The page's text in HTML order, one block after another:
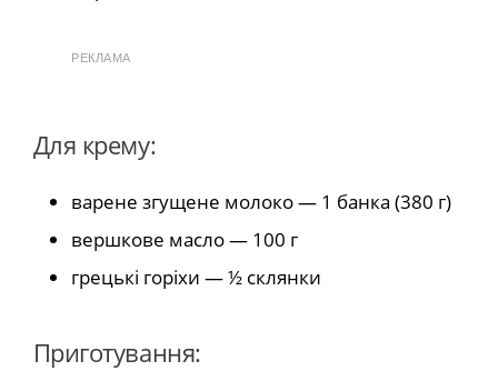
РЕКЛАМА
Для крему:
варене згущене молоко — 1 банка (380 г)
вершкове масло — 100 г
грецькі горіхи — ½ склянки
Приготування: